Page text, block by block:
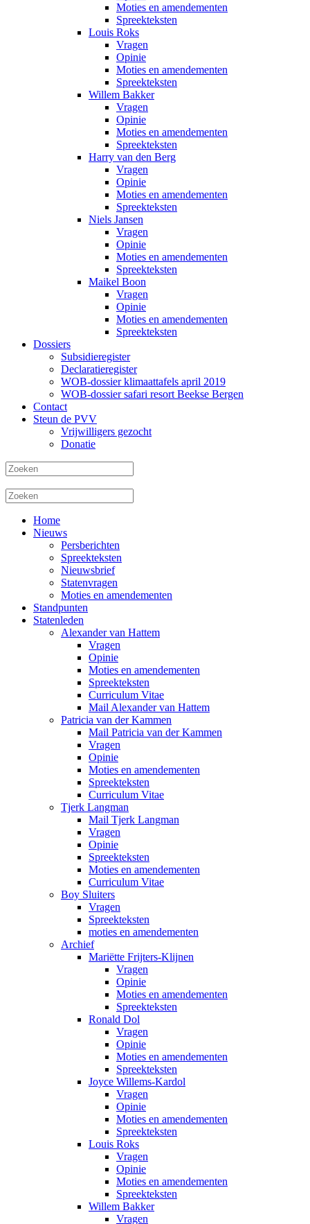
Moties en amendementen
Spreekteksten
Louis Roks
Vragen
Opinie
Moties en amendementen
Spreekteksten
Willem Bakker
Vragen
Opinie
Moties en amendementen
Spreekteksten
Harry van den Berg
Vragen
Opinie
Moties en amendementen
Spreekteksten
Niels Jansen
Vragen
Opinie
Moties en amendementen
Spreekteksten
Maikel Boon
Vragen
Opinie
Moties en amendementen
Spreekteksten
Dossiers
Subsidieregister
Declaratieregister
WOB-dossier klimaattafels april 2019
WOB-dossier safari resort Beekse Bergen
Contact
Steun de PVV
Vrijwilligers gezocht
Donatie
Home
Nieuws
Persberichten
Spreekteksten
Nieuwsbrief
Statenvragen
Moties en amendementen
Standpunten
Statenleden
Alexander van Hattem
Vragen
Opinie
Moties en amendementen
Spreekteksten
Curriculum Vitae
Mail Alexander van Hattem
Patricia van der Kammen
Mail Patricia van der Kammen
Vragen
Opinie
Moties en amendementen
Spreekteksten
Curriculum Vitae
Tjerk Langman
Mail Tjerk Langman
Vragen
Opinie
Spreekteksten
Moties en amendementen
Curriculum Vitae
Boy Sluiters
Vragen
Spreekteksten
moties en amendementen
Archief
Mariëtte Frijters-Klijnen
Vragen
Opinie
Moties en amendementen
Spreekteksten
Ronald Dol
Vragen
Opinie
Moties en amendementen
Spreekteksten
Joyce Willems-Kardol
Vragen
Opinie
Moties en amendementen
Spreekteksten
Louis Roks
Vragen
Opinie
Moties en amendementen
Spreekteksten
Willem Bakker
Vragen